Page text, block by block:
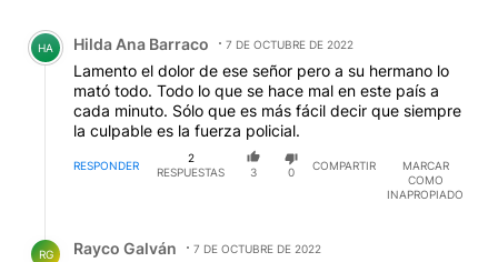
Comentario de Hilda Ana Barraco.
HA Hilda Ana Barraco 7 DE OCTUBRE DE 2022
Lamento el dolor de ese señor pero a su hermano lo
mató todo. Todo lo que se hace mal en este país a
cada minuto. Sólo que es más fácil decir que siempre
la culpable es la fuerza policial.
RESPONDER
2
RESPUESTAS
3 0
COMPARTIR
MARCAR
COMO
INAPROPIADO
RG Rayco Galván
7 DE OCTUBRE DE 2022